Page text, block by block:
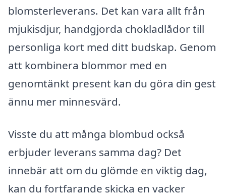
blomsterleverans. Det kan vara allt från
mjukisdjur, handgjorda chokladlådor till
personliga kort med ditt budskap. Genom
att kombinera blommor med en
genomtänkt present kan du göra din gest
ännu mer minnesvärd.
Visste du att många blombud också
erbjuder leverans samma dag? Det
innebär att om du glömde en viktig dag,
kan du fortfarande skicka en vacker